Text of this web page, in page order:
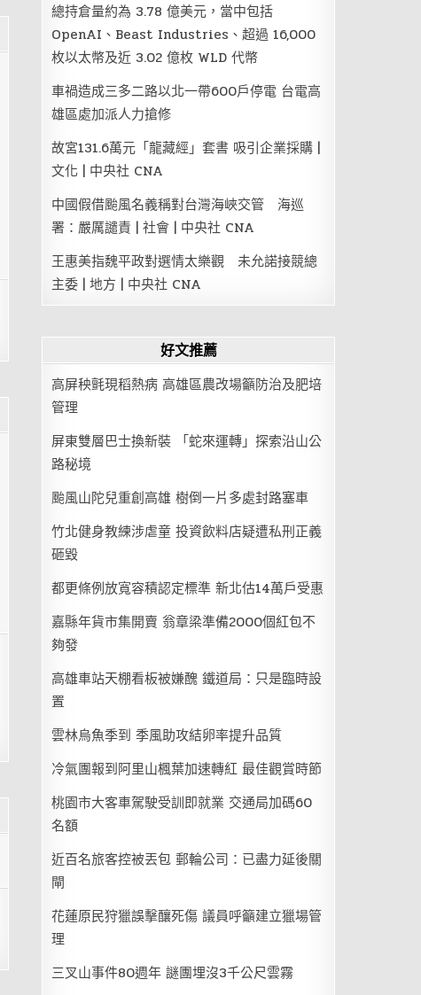
總持倉量約為 3.78 億美元，當中包括
OpenAI、Beast Industries、超過 16,000
枚以太幣及近 3.02 億枚 WLD 代幣
車禍造成三多二路以北一帶600戶停電 台電高
雄區處加派人力搶修
故宮131.6萬元「龍藏經」套書 吸引企業採購 |
文化 | 中央社 CNA
中國假借颱風名義稱對台灣海峽交管 海巡
署：嚴厲譴責 | 社會 | 中央社 CNA
王惠美指魏平政對選情太樂觀 未允諾接競總
主委 | 地方 | 中央社 CNA
好文推薦
高屏秧氈現稻熱病 高雄區農改場籲防治及肥培
管理
屏東雙層巴士換新裝 「蛇來運轉」探索沿山公
路秘境
颱風山陀兒重創高雄 樹倒一片多處封路塞車
竹北健身教練涉虐童 投資飲料店疑遭私刑正義
砸毀
都更條例放寬容積認定標準 新北估14萬戶受惠
嘉縣年貨市集開賣 翁章梁準備2000個紅包不
夠發
高雄車站天棚看板被嫌醜 鐵道局：只是臨時設
置
雲林烏魚季到 季風助攻結卵率提升品質
冷氣團報到阿里山楓葉加速轉紅 最佳觀賞時節
桃園市大客車駕駛受訓即就業 交通局加碼60
名額
近百名旅客控被丟包 郵輪公司：已盡力延後關
閘
花蓮原民狩獵誤擊釀死傷 議員呼籲建立獵場管
理
三叉山事件80週年 謎團埋沒3千公尺雲霧